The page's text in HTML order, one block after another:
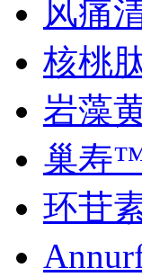
风痛
核桃
岩藻
巢寿
环苷